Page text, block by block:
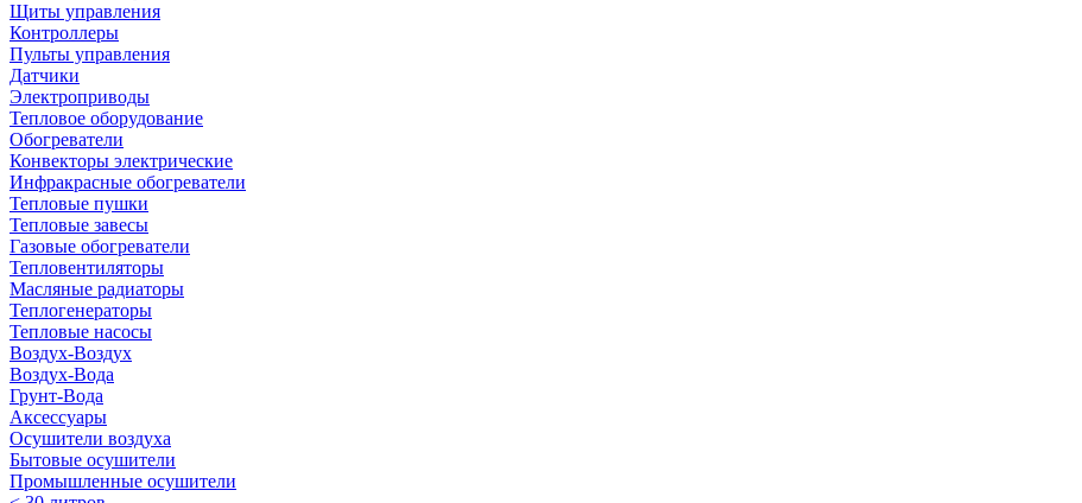
Щиты управления
Контроллеры
Пульты управления
Датчики
Электроприводы
Тепловое оборудование
Обогреватели
Конвекторы электрические
Инфракрасные обогреватели
Тепловые пушки
Тепловые завесы
Газовые обогреватели
Тепловентиляторы
Масляные радиаторы
Теплогенераторы
Тепловые насосы
Воздух-Воздух
Воздух-Вода
Грунт-Вода
Аксессуары
Осушители воздуха
Бытовые осушители
Промышленные осушители